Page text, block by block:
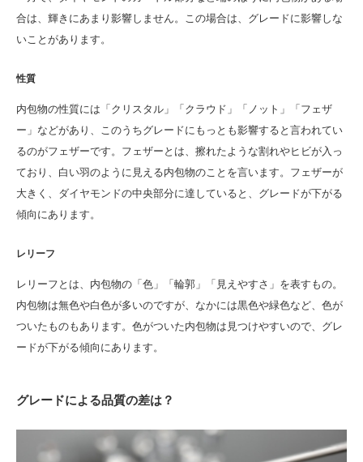
合は、輝きにあまり影響しません。この場合は、グレードに影響しな
いことがあります。
性質
内包物の性質には「クリスタル」「クラウド」「ノット」「フェザ
ー」などがあり、このうちグレードにもっとも影響すると言われてい
るのがフェザーです。フェザーとは、擦れたような割れやヒビが入っ
ており、白い羽のように見える内包物のことを言います。フェザーが
大きく、ダイヤモンドの中央部分に達していると、グレードが下がる
傾向にあります。
レリーフ
レリーフとは、内包物の「色」「輪郭」「見えやすさ」を表すもの。
内包物は無色や白色が多いのですが、なかには黒色や緑色など、色が
ついたものもあります。色がついた内包物は見つけやすいので、グレ
ードが下がる傾向にあります。
グレードによる品質の差は？